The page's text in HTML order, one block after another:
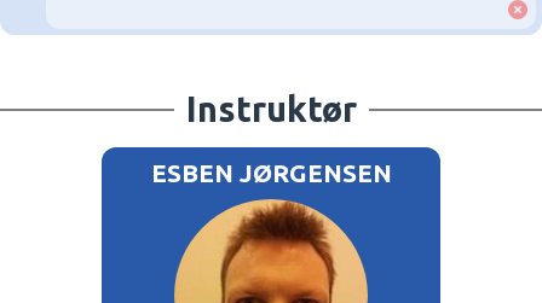
Instruktør
ESBEN JØRGENSEN